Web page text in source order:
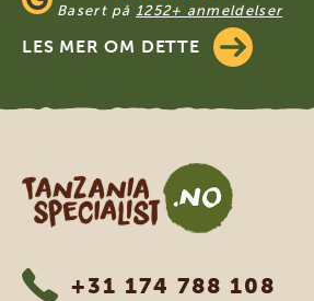
Basert på 1252+ anmeldelser
LES MER OM DETTE
Tanzania Specialist
+31 174 788 108